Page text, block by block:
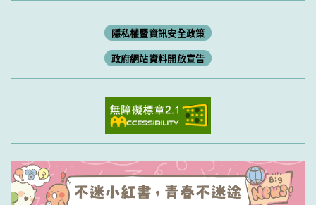
隱私權暨資訊安全政策
政府網站資料開放宣告